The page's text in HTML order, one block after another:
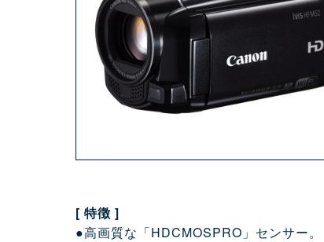
[ 特徴 ]
●高画質な「HDCMOSPRO」センサー。